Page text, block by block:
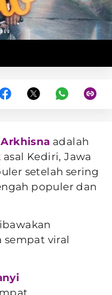
Arkhisna adalah
asal Kediri, Jawa
setelah sering
populer dan
sempat viral